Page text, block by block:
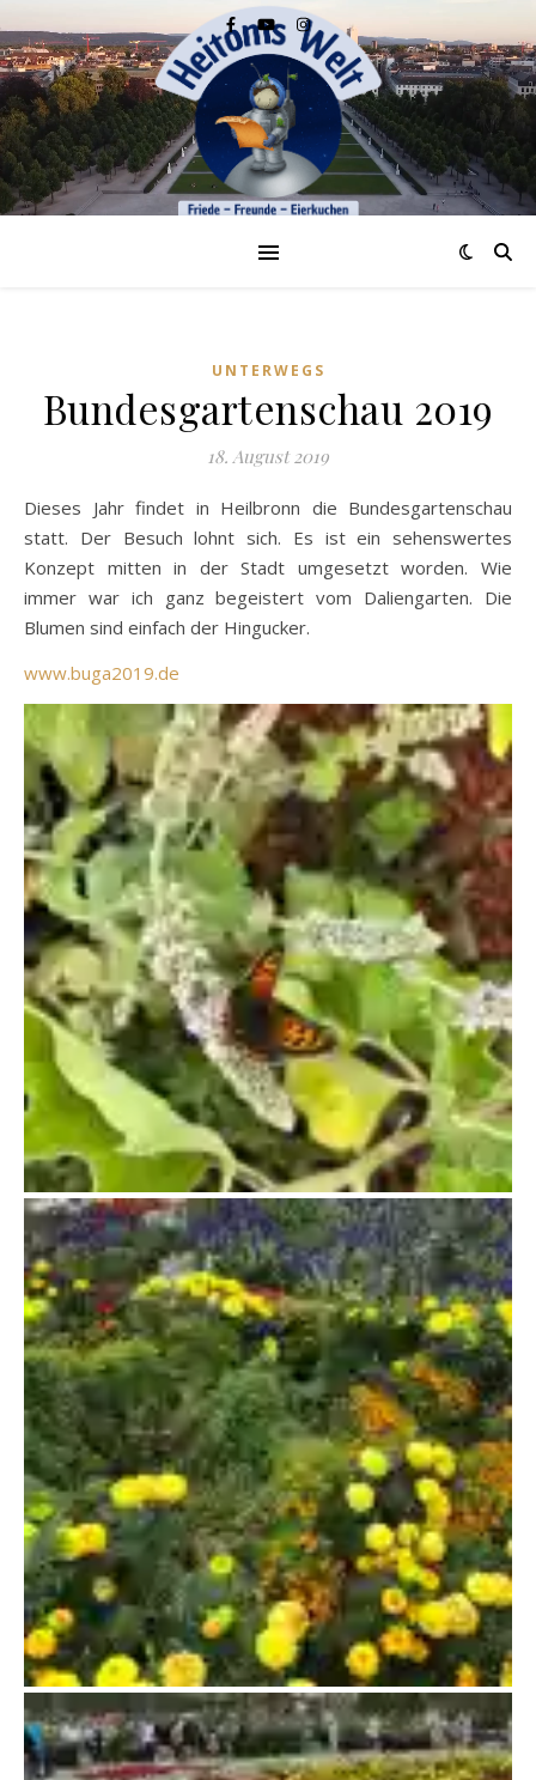
UNTERWEGS
Bundesgartenschau 2019
18. August 2019
Dieses Jahr findet in Heilbronn die Bundesgartenschau
statt. Der Besuch lohnt sich. Es ist ein sehenswertes
Konzept mitten in der Stadt umgesetzt worden. Wie
immer war ich ganz begeistert vom Daliengarten. Die
Blumen sind einfach der Hingucker.
www.buga2019.de